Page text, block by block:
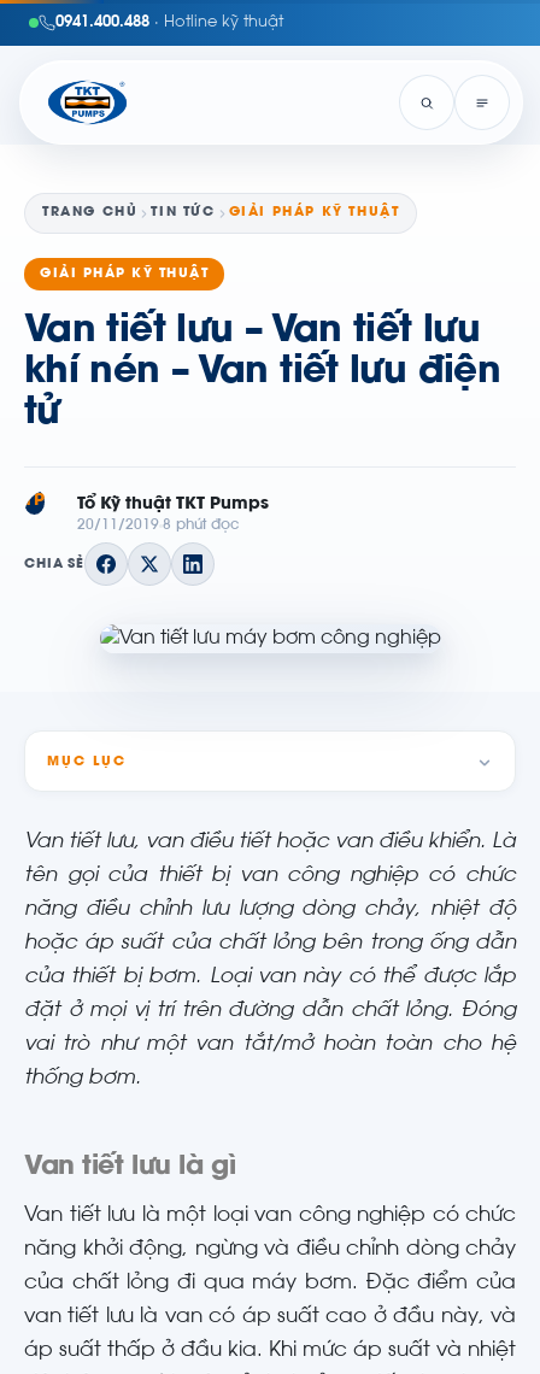
0941.400.488 · Hotline kỹ thuật
TRANG CHỦ TIN TỨC GIẢI PHÁP KỸ THUẬT
GIẢI PHÁP KỸ THUẬT
Van tiết lưu – Van tiết lưu
khí nén – Van tiết lưu điện
tử
TP Tổ Kỹ thuật TKT Pumps
20/11/2019 8 phút đọc
CHIA SẺ
MỤC LỤC
Van tiết lưu, van điều tiết hoặc van điều khiển. Là
tên gọi của thiết bị van công nghiệp có chức
năng điều chỉnh lưu lượng dòng chảy, nhiệt độ
hoặc áp suất của chất lỏng bên trong ống dẫn
của thiết bị bơm. Loại van này có thể được lắp
đặt ở mọi vị trí trên đường dẫn chất lỏng. Đóng
vai trò như một van tắt/mở hoàn toàn cho hệ
thống bơm.
Van tiết lưu là gì
Van tiết lưu là một loại van công nghiệp có chức
năng khởi động, ngừng và điều chỉnh dòng chảy
của chất lỏng đi qua máy bơm. Đặc điểm của
van tiết lưu là van có áp suất cao ở đầu này, và
áp suất thấp ở đầu kia. Khi mức áp suất và nhiệt